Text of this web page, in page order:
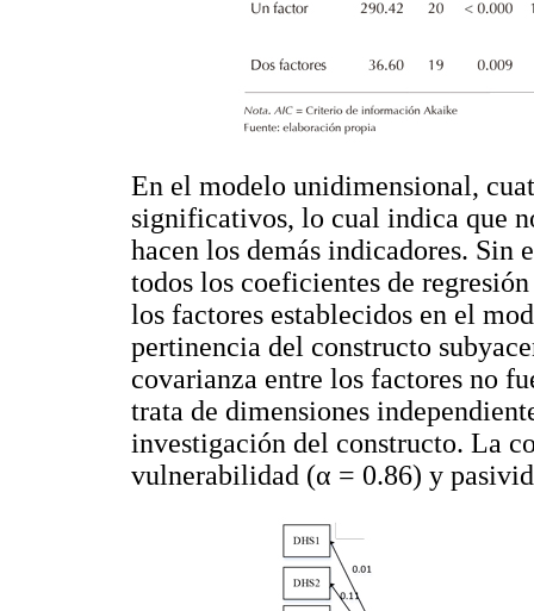
En el modelo unidimensional,
significativos, lo cual indica que
hacen los demás indicadores. Sin
todos los coeficientes de
los factores establecidos en el
pertinencia del constructo
covarianza entre los factores no
trata de dimensiones
investigación del constructo. La
vulnerabilidad (α = 0.86) y